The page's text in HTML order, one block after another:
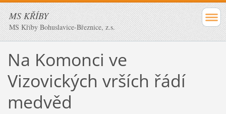
MS KŘÍBY
MS Kříby Bohuslavice-Březnice, z.s.
Na Komonci ve
Vizovických vrších řádí
medvěd